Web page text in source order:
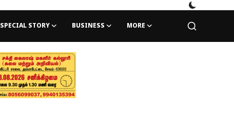
SPECIAL STORY BUSINESS MORE